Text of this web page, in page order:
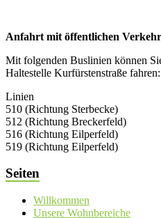
Anfahrt mit öffentlichen
Mit folgenden Buslinien können
Haltestelle Kurfürstenstraße fahren:
Linien
510 (Richtung Sterbecke)
512 (Richtung Breckerfeld)
516 (Richtung Eilperfeld)
519 (Richtung Eilperfeld)
Seiten
Willkommen
Unsere Wohnbereiche